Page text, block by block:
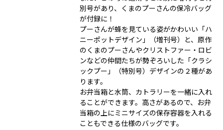
別号があり、くまのプーさんの保冷バッグ
が付録に！
プーさんが蜂を見ている姿がかわいい「ハ
ニーポットデザイン」（増刊号）と、原作
のくまのプーさんやクリストファー・ロビ
ンなどの仲間たちが勢ぞろいした「クラシ
ックプー」（特別号）デザインの２種があ
ります。
お弁当箱と水筒、カトラリーを一緒に入れ
ることができます。高さがあるので、お弁
当箱の上にミニサイズの保存容器を入れる
こともできる仕様のバッグです。